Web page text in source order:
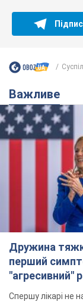
Важливе
Дружина
перший
"агресивний"
Спершу лікарі не